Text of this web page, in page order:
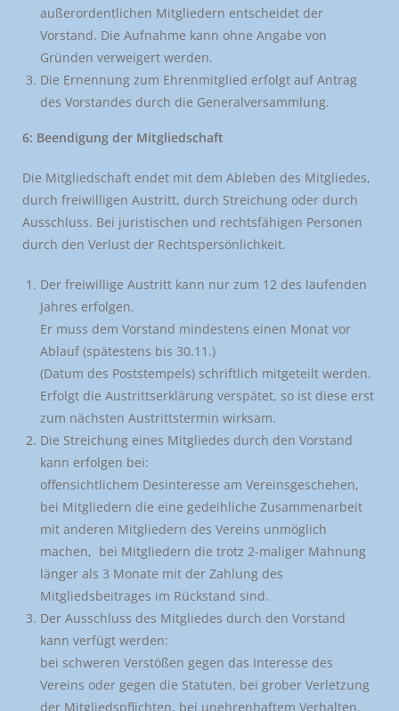
außerordentlichen Mitgliedern entscheidet der
Vorstand. Die Aufnahme kann ohne Angabe von
Gründen verweigert werden.
Die Ernennung zum Ehrenmitglied erfolgt auf Antrag
des Vorstandes durch die Generalversammlung.
6: Beendigung der Mitgliedschaft
Die Mitgliedschaft endet mit dem Ableben des Mitgliedes,
durch freiwilligen Austritt, durch Streichung oder durch
Ausschluss. Bei juristischen und rechtsfähigen Personen
durch den Verlust der Rechtspersönlichkeit.
Der freiwillige Austritt kann nur zum 12 des laufenden
Jahres erfolgen.
Er muss dem Vorstand mindestens einen Monat vor
Ablauf (spätestens bis 30.11.)
(Datum des Poststempels) schriftlich mitgeteilt werden.
Erfolgt die Austrittserklärung verspätet, so ist diese erst
zum nächsten Austrittstermin wirksam.
Die Streichung eines Mitgliedes durch den Vorstand
kann erfolgen bei:
offensichtlichem Desinteresse am Vereinsgeschehen,
bei Mitgliedern die eine gedeihliche Zusammenarbeit
mit anderen Mitgliedern des Vereins unmöglich
machen, bei Mitgliedern die trotz 2-maliger Mahnung
länger als 3 Monate mit der Zahlung des
Mitgliedsbeitrages im Rückstand sind.
Der Ausschluss des Mitgliedes durch den Vorstand
kann verfügt werden:
bei schweren Verstößen gegen das Interesse des
Vereins oder gegen die Statuten, bei grober Verletzung
der Mitgliedspflichten, bei unehrenhaftem Verhalten.